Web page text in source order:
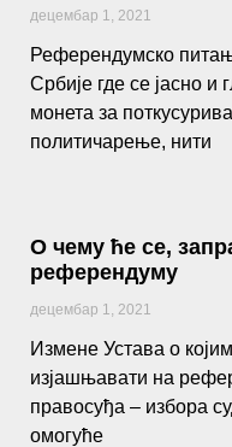
децембар 1, 2021
Референдумско
Србије где се јасно
монета за
политичарење, нити
О чему ће се,
референдуму
децембар 1, 2021
Измене Устава о
изјашњавати на
правосуђа – избора
омогуће